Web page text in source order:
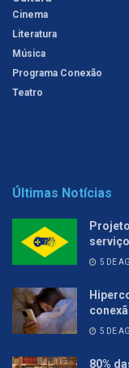
Cinema
Literatura
Música
Programa Conexão
Teatro
Últimas Notícias
5 DE
5 DE
80%